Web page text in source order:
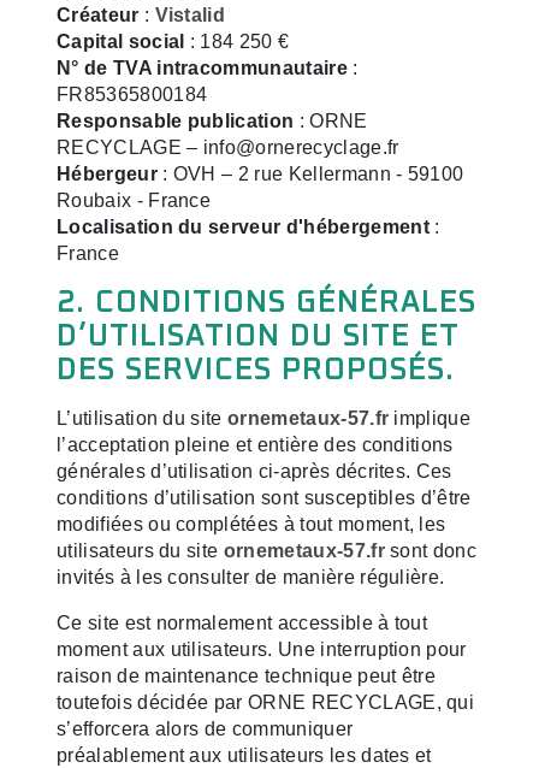
Créateur : Vistalid
Capital social : 184 250 €
N° de TVA intracommunautaire:
FR85365800184
Responsable publication : ORNE
RECYCLAGE – info@ornerecyclage.fr
Hébergeur: OVH – 2 rue Kellermann - 59100
Roubaix - France
Localisation du serveur d'hébergement:
France
2. CONDITIONS GÉNÉRALES
D’UTILISATION DU SITE ET
DES SERVICES PROPOSÉS.
L’utilisation du siteornemetaux-57.fr implique
l’acceptation pleine et entière des conditions
générales d’utilisation ci-après décrites. Ces
conditions d’utilisation sont susceptibles d’être
modifiées ou complétées à tout moment, les
utilisateurs du site ornemetaux-57.frsont donc
invités à les consulter de manière régulière.
Ce site est normalement accessible à tout
moment aux utilisateurs. Une interruption pour
raison de maintenance technique peut être
toutefois décidée par ORNE RECYCLAGE, qui
s’efforcera alors de communiquer
préalablement aux utilisateurs les dates et